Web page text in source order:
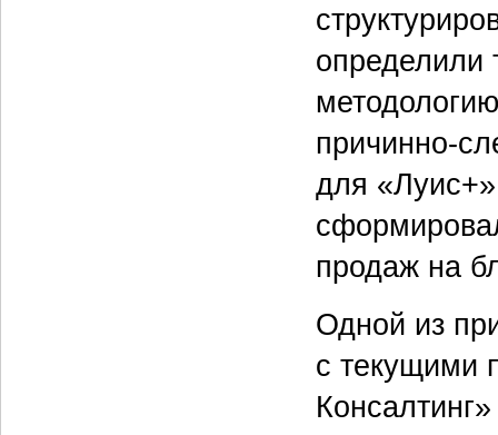
определили
причинно-
для «Луис+»
продаж на
Одной из
с текущими